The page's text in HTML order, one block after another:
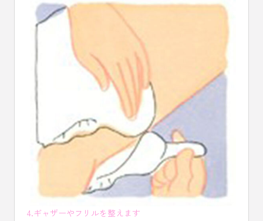
4.ギャザーやフリルを整えます